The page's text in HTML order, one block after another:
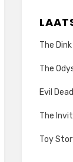
The
The
Evil
The
Toy